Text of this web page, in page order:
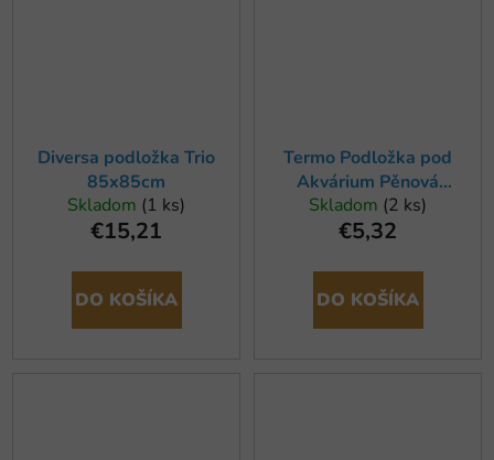
Diversa podložka Trio
85x85cm
Skladom (1 ks)
€15,21
DO KOŠÍKA
Termo Podložka pod
Akvárium Pěnová
100x50cm
Skladom (2 ks)
€5,32
DO KOŠÍKA